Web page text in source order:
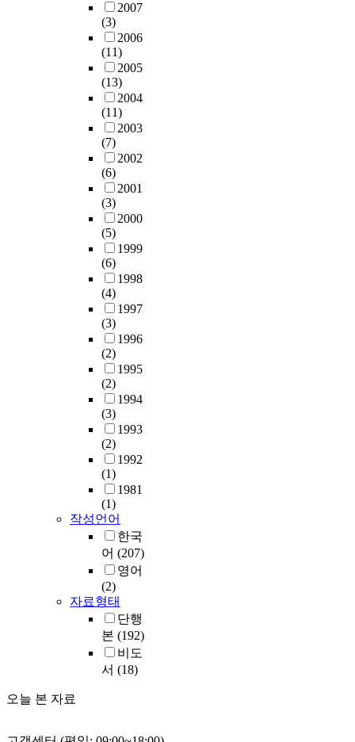
2007
(3)
2006
(11)
2005
(13)
2004
(11)
2003
(7)
2002
(6)
2001
(3)
2000
(5)
1999
(6)
1998
(4)
1997
(3)
1996
(2)
1995
(2)
1994
(3)
1993
(2)
1992
(1)
1981
(1)
작성언어
한국
어 (207)
영어
(2)
자료형태
단행
본 (192)
비도
서 (18)
오늘 본 자료